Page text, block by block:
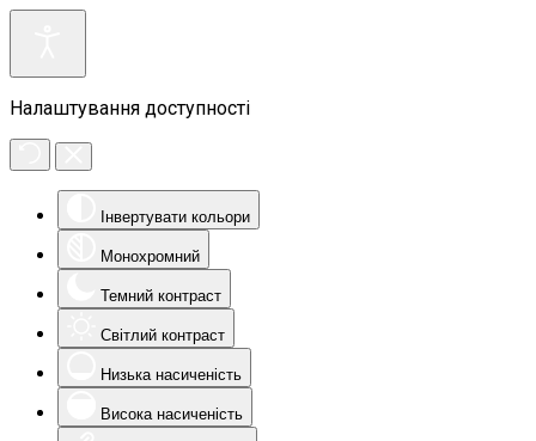
Налаштування доступності
Інвертувати кольори
Монохромний
Темний контраст
Світлий контраст
Низька насиченість
Висока насиченість